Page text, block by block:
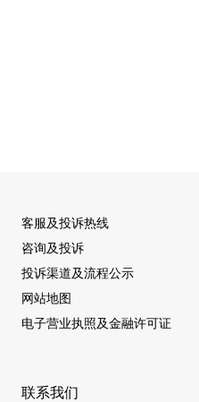
客服及投诉热线
咨询及投诉
投诉渠道及流程公示
网站地图
电子营业执照及金融许可证
联系我们